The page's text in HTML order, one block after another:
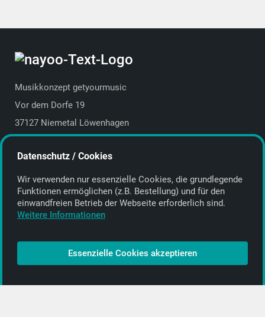
Musikkonzept getyourmusic
Vor dem Dorfe 19
37127 Niemetal Löwenhagen
E-Mail:info@getyourmusic.de
Alle Informationen
Kontakt
CD-Anbieter werden
CD-Anbieter-Login
Datenschutz / Cookies
Wir verwenden nur essenzielle Cookies, die grund­legende
Funktionen ermöglichen (z.B. Bestellung) und für den
einwand­freien Betrieb der Webseite erforderlich sind.
Weitere Informationen
Essenzielle Cookies akzeptieren